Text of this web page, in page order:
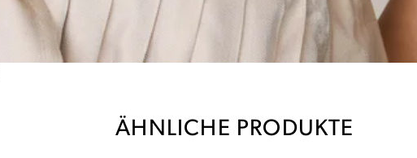
ÄHNLICHE PRODUKTE